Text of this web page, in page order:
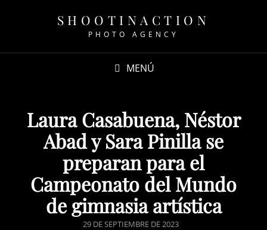
SHOOTINACTION
PHOTO AGENCY
MENÚ
Laura Casabuena, Néstor
Abad y Sara Pinilla se
preparan para el
Campeonato del Mundo
de gimnasia artística
29 DE SEPTIEMBRE DE 2023